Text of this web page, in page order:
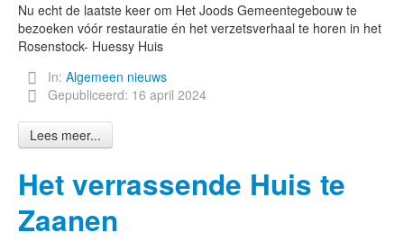
Nu echt de laatste keer om Het Joods Gemeentegebouw te
bezoeken vóór restauratie én het verzetsverhaal te horen in het
Rosenstock- Huessy Huis
In: Algemeen nieuws
Gepubliceerd: 16 april 2024
Lees meer...
Het verrassende Huis te
Zaanen